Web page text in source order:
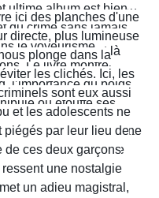
autre que le neveu
à abattre, Alvaro et
américaine. C’est là
un flic quadragénaire
ultime album est bien
du crime sans jamais
le voyeurisme.
Le livre montre
l’importance du poids
ou étouffe ses
ici des planches d'une
directe, plus lumineuse
plonge dans la
seul savait les
visages fatigués
eux toute la détresse
d' Yves H. est d'une
dans une aventure
et course
souligne l'urgence de
les clichés. Ici, les
sont eux aussi
et les adolescents ne
piégés par leur lieu de
de ces deux garçons
une nostalgie
un adieu magistral,